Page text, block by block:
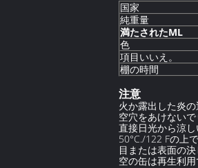
国家
純重量
満たされたML
色
項目いいえ。
棚の時間
注意
火か露出した炎の
空穴をあけない
直接日光から涼し
50°C./122 Fの上
目または表面の決
空の缶は再生利用